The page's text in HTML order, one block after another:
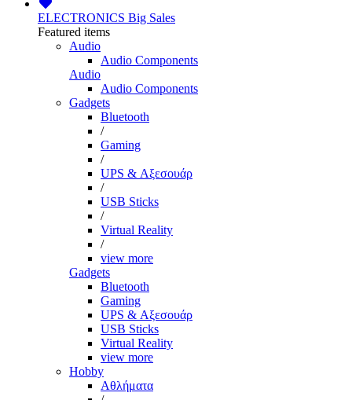
ELECTRONICS Big Sales
Featured items
Audio
Audio Components
Audio
Audio Components
Gadgets
Bluetooth
/
Gaming
/
UPS & Αξεσουάρ
/
USB Sticks
/
Virtual Reality
/
view more
Gadgets
Bluetooth
Gaming
UPS & Αξεσουάρ
USB Sticks
Virtual Reality
view more
Hobby
Αθλήματα